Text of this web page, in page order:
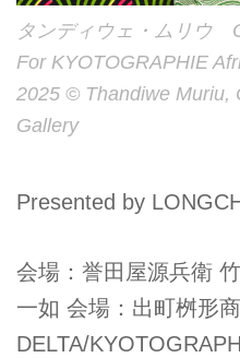
タンディウェ・ムリウ
For KYOTOGRAPHIE
2025 © Thandiwe Muriu,
Gallery
Presented by
会場：誉田屋源兵衛
一如 会場：出町桝形商
DELTA/